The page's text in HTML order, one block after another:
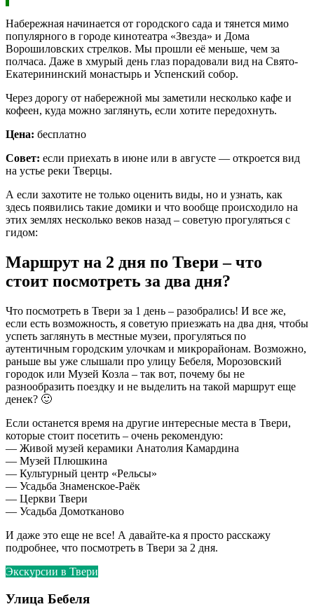
Набережная начинается от городского сада и тянется мимо
популярного в городе кинотеатра «Звезда» и Дома
Ворошиловских стрелков. Мы прошли её меньше, чем за
полчаса. Даже в хмурый день глаз порадовали вид на Свято-
Екатерининский монастырь и Успенский собор.
Через дорогу от набережной мы заметили несколько кафе и
кофеен, куда можно заглянуть, если хотите передохнуть.
Цена: бесплатно
Совет: если приехать в июне или в августе — откроется вид
на устье реки Тверцы.
А если захотите не только оценить виды, но и узнать, как
здесь появились такие домики и что вообще происходило на
этих землях несколько веков назад – советую прогуляться с
гидом:
Маршрут на 2 дня по Твери – что
стоит посмотреть за два дня?
Что посмотреть в Твери за 1 день – разобрались! И все же,
если есть возможность, я советую приезжать на два дня, чтобы
успеть заглянуть в местные музеи, прогуляться по
аутентичным городским улочкам и микрорайонам. Возможно,
раньше вы уже слышали про улицу Бебеля, Морозовский
городок или Музей Козла – так вот, почему бы не
разнообразить поездку и не выделить на такой маршрут еще
денек? 🙂
Если останется время на другие интересные места в Твери,
которые стоит посетить – очень рекомендую:
— Живой музей керамики Анатолия Камардина
— Музей Плюшкина
— Культурный центр «Рельсы»
— Усадьба Знаменское-Раёк
— Церкви Твери
— Усадьба Домотканово
И даже это еще не все! А давайте-ка я просто расскажу
подробнее, что посмотреть в Твери за 2 дня.
Экскурсии в Твери
Улица Бебеля